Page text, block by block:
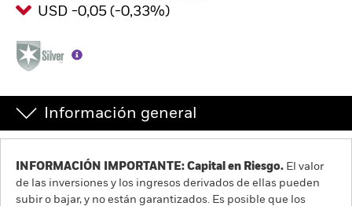
España
BlackRock
iShares
Nuestra compañía
USD -0,05 (-0,33%)
Información general
INFORMACIÓN IMPORTANTE: Capital en Riesgo. El valor
de las inversiones y los ingresos derivados de ellas pueden
subir o bajar, y no están garantizados. Es posible que los